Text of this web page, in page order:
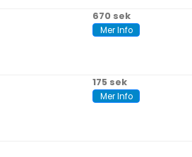
670 sek
Mer Info
175 sek
Mer Info